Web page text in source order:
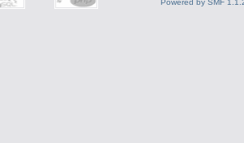
Powered by SMF